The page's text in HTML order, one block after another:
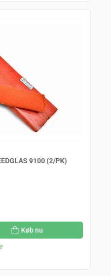
9100 (2/PK)
Køb nu